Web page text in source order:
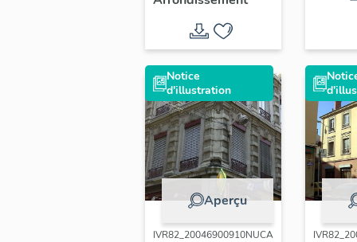
Notice
d'illustration
Aperçu
IVR82_20046900910NUCA